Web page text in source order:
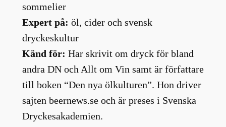
sommelier
Expert på: öl, cider och svensk
dryckeskultur
Känd för: Har skrivit om dryck för bland
andra DN och Allt om Vin samt är författare
till boken “Den nya ölkulturen”. Hon driver
sajten beernews.se och är preses i Svenska
Dryckesakademien.